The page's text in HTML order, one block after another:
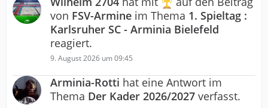
von FSV-Armine im Thema 1. Spieltag :
Karlsruher SC - Arminia Bielefeld
reagiert.
9. August 2026 um 09:45
Arminia-Rotti hat eine Antwort im
Thema Der Kader 2026/2027 verfasst.